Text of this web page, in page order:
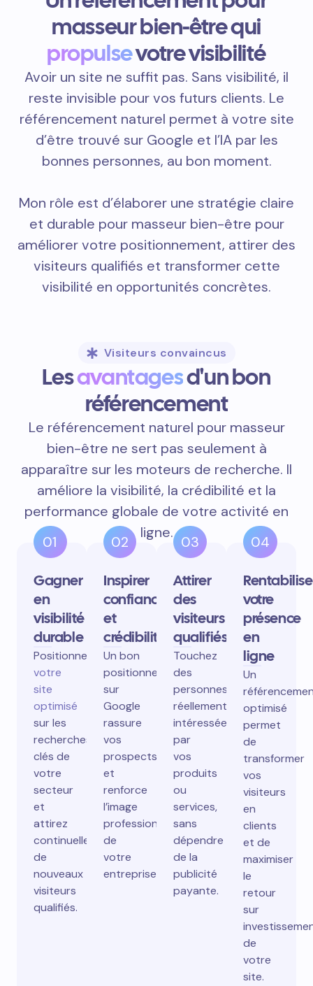
masseur bien-être qui
propulsevotre visibilité
Avoir un site ne suffit pas. Sans visibilité, il
reste invisible pour vos futurs clients. Le
référencement naturel permet à votre site
d’être trouvé sur Google et l’IA par les
bonnes personnes, au bon moment.
Mon rôle est d’élaborer une stratégie claire
et durable pour masseur bien-être pour
améliorer votre positionnement, attirer des
visiteurs qualifiés et transformer cette
visibilité en opportunités concrètes.
Visiteurs convaincus
Lesavantagesd'un bon
référencement
Le référencement naturel pour masseur
bien-être ne sert pas seulement à
apparaître sur les moteurs de recherche. Il
améliore la visibilité, la crédibilité et la
performance globale de votre activité en
ligne.
01
Gagner
en
visibilité
durable
Positionnez
votre
site
optimisé
sur les
recherches
clés de
votre
secteur
et
attirez
continuellement
de
nouveaux
visiteurs
qualifiés.
02
Inspirer
confiance
et
crédibilité
Un bon
positionnement
sur
Google
rassure
vos
prospects
et
renforce
l’image
professionnelle
de
votre
entreprise.
03
Attirer
des
visiteurs
qualifiés
Touchez
des
personnes
réellement
intéressées
par
vos
produits
ou
services,
sans
dépendre
de la
publicité
payante.
04
votre
présence
en
ligne
Un
optimisé
permet
de
transformer
vos
visiteurs
en
clients
et de
maximiser
le
retour
sur
de
votre
site.